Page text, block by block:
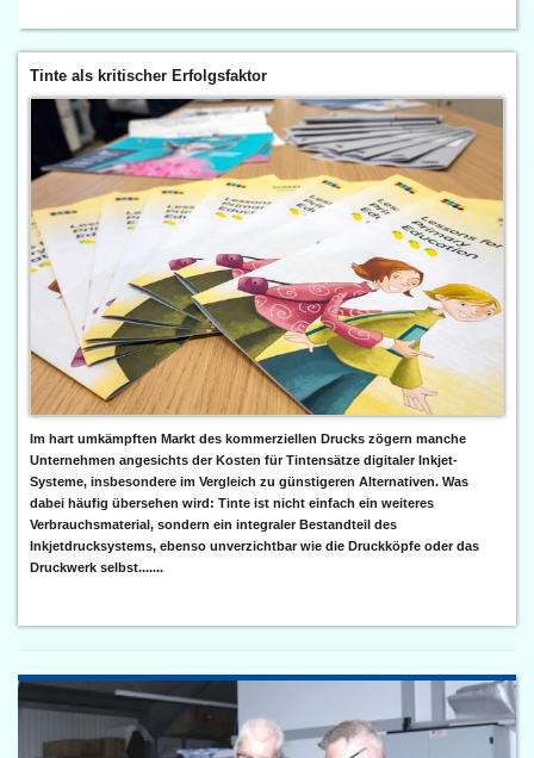
Tinte als kritischer Erfolgsfaktor
Im hart umkämpften Markt des kommerziellen Drucks zögern manche
Unternehmen angesichts der Kosten für Tintensätze digitaler Inkjet-
Systeme, insbesondere im Vergleich zu günstigeren Alternativen. Was
dabei häufig übersehen wird: Tinte ist nicht einfach ein weiteres
Verbrauchsmaterial, sondern ein integraler Bestandteil des
Inkjetdrucksystems, ebenso unverzichtbar wie die Druckköpfe oder das
Druckwerk selbst.......